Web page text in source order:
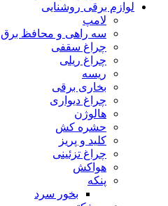
لوازم برقی روشنایی
لامپ
سه راهى و محافظ برق
چراغ سقفى
چراغ ریلى
ریسه
بخارى برقى
چراغ دیوارى
هالوژن
حشره کش
کلید و پریز
چراغ تزئینى
هواکش
پنکه
بخور سرد